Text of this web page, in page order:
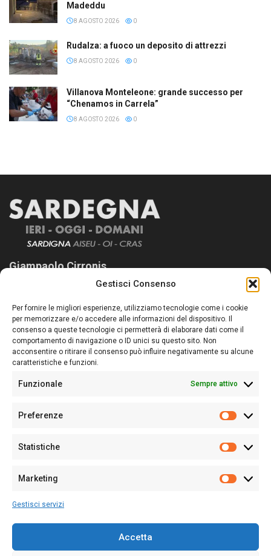
Gestisci Consenso
Per fornire le migliori esperienze, utilizziamo tecnologie come i cookie
per memorizzare e/o accedere alle informazioni del dispositivo. Il
consenso a queste tecnologie ci permetterà di elaborare dati come il
comportamento di navigazione o ID unici su questo sito. Non
acconsentire o ritirare il consenso può influire negativamente su alcune
caratteristiche e funzioni.
Funzionale Sempre attivo
Preferenze
Statistiche
Marketing
Gestisci servizi
Accetta
Madeddu
8 AGOSTO 2026 0
Rudalza: a fuoco un deposito di attrezzi
8 AGOSTO 2026 0
Villanova Monteleone: grande successo per
“Chenamos in Carrela”
8 AGOSTO 2026 0
Giampaolo Cirronis
Sardegna Ieri-Oggi-Domani nasce per informare “liberamente” i
lettori su quanto accade in Sardegna, con un occhio rivolto al
nostro passato e, soprattutto, al nostro futuro
Follow Us
Sede:Via Cristoforo Colombo 09013 Carbonia
Partita IVA02270380922
128/2020 del 10/02/2020
Per la Pubblicità: